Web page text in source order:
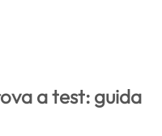
a test: guida